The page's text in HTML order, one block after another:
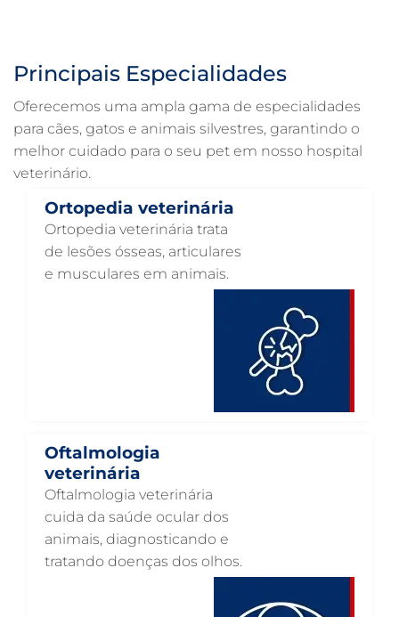
ULTRASSONOGRAFIA PARA CACHORRO EM GUARULHOS
ULTRASSOM VETERINÁRIO EM GUARULHOS
TRATAMENTO DE ANIMAIS EM GUARULHOS
RAIO X VETERINÁRIO EM GUARULHOS
PNEUMOLOGIA VETERINÁRIA EM GUARULHOS
OTOSCOPIA VETERINÁRIA EM GUARULHOS
OTOSCOPIA DIGITAL VETERINÁRIA EM GUARULHOS
OFTALMOLOGIA VETERINÁRIA EM GUARULHOS
NEUROLOGIA ANIMAL EM GUARULHOS
NEFROLOGIA VETERINÁRIA EM GUARULHOS
LABORATÓRIO PET EM GUARULHOS
INTERNAÇÃO VETERINÁRIA EM GUARULHOS
Principais Especialidades
Oferecemos uma ampla gama de especialidades
para cães, gatos e animais silvestres, garantindo o
melhor cuidado para o seu pet em nosso hospital
veterinário.
Ortopedia veterinária
Ortopedia veterinária trata
de lesões ósseas, articulares
e musculares em animais.
Oftalmologia
veterinária
Oftalmologia veterinária
cuida da saúde ocular dos
animais, diagnosticando e
tratando doenças dos olhos.